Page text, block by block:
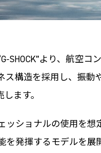
SHOCK”より、航空コ
ス構造を採用し、振
ます。
ショナルの使用を想
発揮するモデルを展